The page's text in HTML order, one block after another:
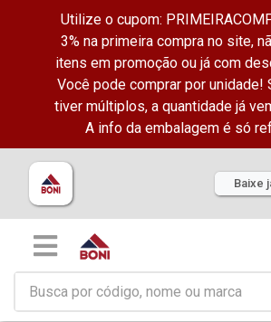
Utilize o cupom:
3% na primeira compra no site,
itens em promoção ou já com
Você pode comprar por unidade!
tiver múltiplos, a quantidade já
A info da embalagem é só
Baixe